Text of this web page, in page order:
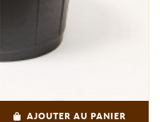
AJOUTER AU PANIER